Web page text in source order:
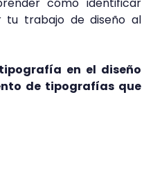
tu trabajo de diseño al
en el diseño
de tipografías que